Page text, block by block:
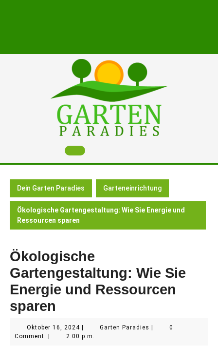
Open
Button
Dein Garten Paradies Garteneinrichtung
Ökologische Gartengestaltung: Wie Sie Energie und
Ressourcen sparen
Ökologische
Gartengestaltung: Wie Sie
Energie und Ressourcen
sparen
Oktober 16, 2024Oktober
16,
Garten Paradies Garten 0
Comment
2:00 p.m.